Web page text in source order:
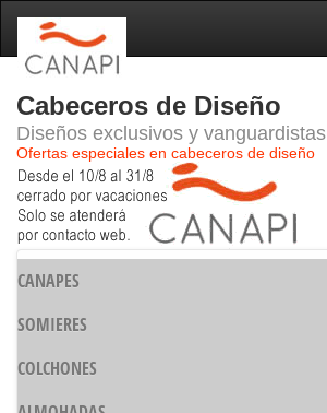
Cabeceros de Diseño
Diseños exclusivos y vanguardistas
Ofertas especiales en cabeceros de diseño
CANAPES
SOMIERES
COLCHONES